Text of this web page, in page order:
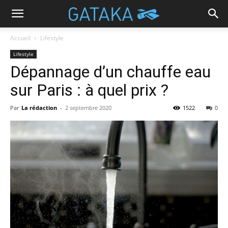
Accueil Lifestyle
Lifestyle
Dépannage d’un chauffe eau
sur Paris : à quel prix ?
Par La rédaction - 2 septembre 2020 0
1522